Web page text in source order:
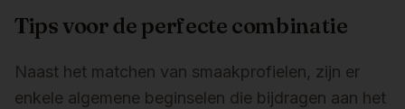
Tips voor de perfecte combinatie
Naast het matchen van smaakprofielen, zijn er
enkele algemene beginselen die bijdragen aan het